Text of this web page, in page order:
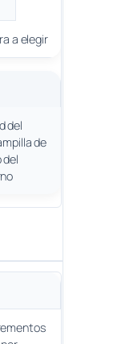
a elegir
del
de